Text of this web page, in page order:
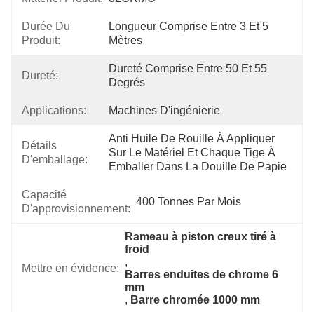
Durée Du
Produit:
Longueur Comprise Entre 3 Et 5
Mètres
Dureté:
Dureté Comprise Entre 50 Et 55
Degrés
Applications: Machines D'ingénierie
Détails
D'emballage:
Anti Huile De Rouille À Appliquer
Sur Le Matériel Et Chaque Tige À
Emballer Dans La Douille De Papie
Capacité
D'approvisionnement:
400 Tonnes Par Mois
Mettre en évidence:
Rameau à piston creux tiré à
froid
,
Barres enduites de chrome 6
mm
, Barre chromée 1000 mm